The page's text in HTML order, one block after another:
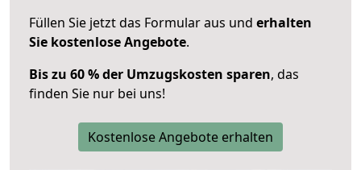
Füllen Sie jetzt das Formular aus und erhalten
Sie kostenlose Angebote.
Bis zu 60 % der Umzugskosten sparen, das
finden Sie nur bei uns!
Kostenlose Angebote erhalten